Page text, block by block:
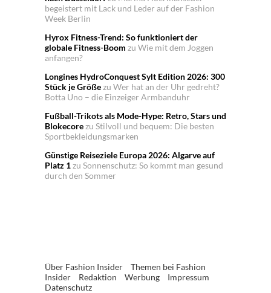
begeistert mit Lack und Leder auf der Fashion
Week Berlin
Hyrox Fitness-Trend: So funktioniert der
globale Fitness-Boom zu Wie mit dem Joggen
anfangen?
Longines HydroConquest Sylt Edition 2026: 300
Stück je Größezu Wer hat an der Uhr gedreht?
Botta Uno – die Einzeiger Armbanduhr
Fußball-Trikots als Mode-Hype: Retro, Stars und
Blokecorezu Stilvoll und bequem: Die besten
Sportbekleidungsmarken
Günstige Reiseziele Europa 2026: Algarve auf
Platz 1zu Sonnenschutz: So kommt man gesund
durch den Sommer
Über Fashion Insider
Themen bei Fashion
Insider
Redaktion Werbung
Impressum
Datenschutz